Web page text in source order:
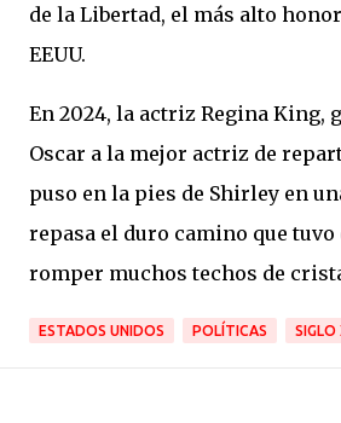
de la Libertad, el más alto
EEUU.
En 2024, la actriz Regina King,
Oscar a la mejor actriz de
puso en la pies de Shirley en
repasa el duro camino que
romper muchos techos de
ESTADOS UNIDOS POLÍTICAS SIGLO